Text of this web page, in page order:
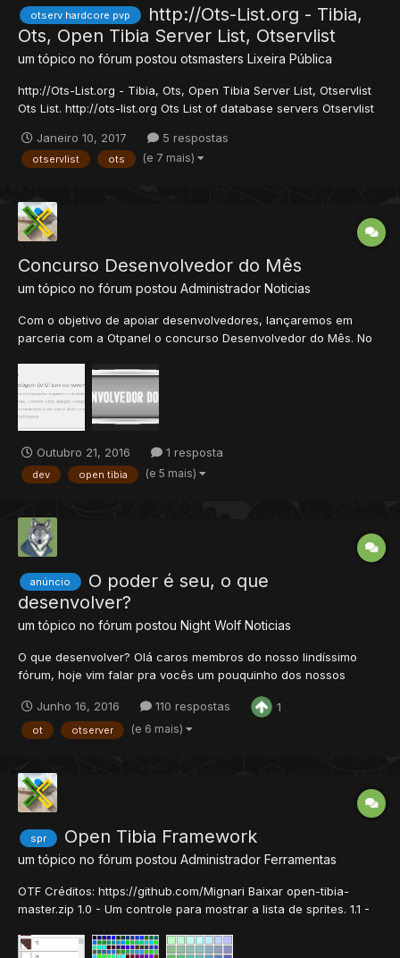
otserv hardcore pvp
http://Ots-List.org - Tibia,
Ots, Open Tibia Server List, Otservlist
um tópico no fórum postou otsmasters Lixeira Pública
http://Ots-List.org - Tibia, Ots, Open Tibia Server List, Otservlist
Ots List. http://ots-list.org Ots List of database servers Otservlist
facilitate the owners Ots advertising, and thus acquiring players.
Adding server is completely fr...
Janeiro 10, 2017 5 respostas
otservlist ots (e 7 mais)
Concurso Desenvolvedor do Mês
um tópico no fórum postou Administrador Noticias
Com o objetivo de apoiar desenvolvedores, lançaremos em
parceria com a Otpanel o concurso Desenvolvedor do Mês. No
interessados deverão aprimorar esta versão dentro do prazo,
com base em critérios pré-estipulados. Todo mês, o vencedor
de cada ediçã...
Outubro 21, 2016 1 resposta
dev open tibia (e 5 mais)
anúncio
O poder é seu, o que
desenvolver?
um tópico no fórum postou Night Wolf Noticias
O que desenvolver? Olá caros membros do nosso lindíssimo
fórum, hoje vim falar pra vocês um pouquinho dos nossos
desenvolver um servidor em parceria com a comunidade, vocês
dirão o tema e nós iremos correr atrás de desenvolver todo o
Junho 16, 2016 110 respostas 1
ot otserver (e 6 mais)
spr Open Tibia Framework
um tópico no fórum postou Administrador Ferramentas
OTF Créditos: https://github.com/Mignari Baixar open-tibia-
master.zip 1.0 - Um controle para mostrar a lista de sprites. 1.1 -